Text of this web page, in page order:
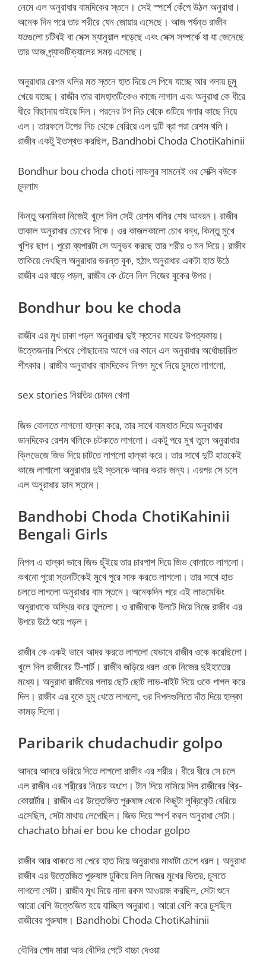
নেমে এল অনুরাধার বামদিকের স্তনে। সেই স্পর্শে কেঁপে উঠল অনুরাধা।
অনেক দিন পরে তার শরীরে যেন জোয়ার এসেছে। আজ পর্যন্ত রাজীব
যতগুলো চটিবই বা সেক্স ম্যানুয়াল পড়েছে এবং সেক্স সম্পর্কে যা যা জেনেছে
তার আজ প্র্যাকটিক্যালের সময় এসেছে।
অনুরাধার রেশম থলির মত স্তনে হাত দিয়ে সে পিষে যাচ্ছে আর গলায় চুমু
খেয়ে যাচ্ছে। রাজীব তার বামহাতটিকেও কাজে লাগাল এবং অনুরাধা কে ধীরে
ধীরে বিছানায় শুইয়ে দিল। পরনের টপ নিচ থেকে গুটিয়ে গলার কাছে নিয়ে
এল। তারফলে টপের নিচ থেকে বেরিয়ে এল দুটি ব্রা পরা রেশম থলি।
রাজীব একটু ইতস্থত করছিল, Bandhobi Choda ChotiKahinii
Bondhur bou choda choti লাভলুর সামনেই ওর সেক্সি বউকে
চুদলাম
কিন্তু অনামিকা নিজেই খুলে দিল সেই রেশম থলির শেষ আবরন। রাজীব
তাকাল অনুরাধার চোখের দিকে। ওর কাজলকালো চোখ বন্ধ, কিন্তু মুখে
খুশির ছাপ। পুরো ব্যপারটা সে অনুভব করছে তার শরীর ও মন দিয়ে। রাজীব
তাকিয়ে দেখছিল অনুরাধার ভরন্ত বুক, হঠাৎ অনুরাধার একটা হাত উঠে
রাজীব এর ঘাড়ে পড়ল, রাজীব কে টেনে নিল নিজের বুকের উপর।
Bondhur bou ke choda
রাজীব এর মুখ ঢাকা পড়ল অনুরাধার দুই স্তনের মাঝের উপত্যকায়।
উত্তেজনার শিখরে পৌছানোর আগে ওর কানে এল অনুরাধার অর্ধোচ্চারিত
শীৎকার। রাজীব অনুরাধার বামদিকের নিপল মুখে নিয়ে চুসতে লাগলো,
sex stories নিয়তির চোদন খেলা
জিভ বোলাতে লাগলো হাল্কা করে, তার সাথে বামহাত দিয়ে অনুরাধার
ডানদিকের রেশম থলিকে চটকাতে লাগলো। একটু পরে মুখ তুলে অনুরাধার
ক্লিভেজে জিভ দিয়ে চাটতে লাগলো হাল্কা করে। তার সাথে দুটি হাতকেই
কাজে লাগালো অনুরাধার দুই স্তনকে আদর করার জন্য। এরপর সে চলে
এল অনুরাধার ডান স্তনে।
Bandhobi Choda ChotiKahinii
Bengali Girls
নিপল এ হাল্কা ভাবে জিভ ছুঁইয়ে তার চারপাশ দিয়ে জিভ বোলাতে লাগলো।
কখনো পুরো স্তনটিকেই মুখে পুরে সাক করতে লাগলো। তার সাথে হাত
চলতে লাগলো অনুরাধার বাম স্তনে। অনেকদিন পরে এই লাভমেকিং
অনুরাধাকে অস্থির করে তুললো। ও রাজীবকে উলটে দিয়ে নিজে রাজীব এর
উপরে উঠে শুয়ে পড়ল।
রাজীব কে একই ভাবে আদর করতে লাগলো যেভাবে রাজীব ওকে করেছিলো।
খুলে দিল রাজীবের টি-শার্ট। রাজীব জড়িয়ে ধরল ওকে নিজের দুইহাতের
মধ্যে। অনুরাধা রাজীবের গলায় ছোট ছোট লাভ-বাইট দিয়ে ওকে পাগল করে
দিল। রাজীব এর বুকে চুমু খেতে লাগলো, ওর নিপলগুলিতে দাঁত দিয়ে হাল্কা
কামড় দিলো।
Paribarik chudachudir golpo
আদরে আদরে ভরিয়ে দিতে লাগলো রাজীব এর শরীর। ধীরে ধীরে সে চলে
এল রাজীব এর শরী্রের নিচের অংশে। টান দিয়ে নামিয়ে দিল রাজীবের থ্রি-
কোয়ার্টার। রাজীব এর উত্তেজিত পুরুষাঙ্গ থেকে কিছুটা লুব্রিকেন্ট বেরিয়ে
এসেছিল, সেটা মাথায় লেগেছিল। জিভ দিয়ে স্পর্শ করল অনুরাধা সেটা।
chachato bhai er bou ke chodar golpo
রাজীব আর থাকতে না পেরে হাত দিয়ে অনুরাধার মাথাটা চেপে ধরল। অনুরাধা
রাজীব এর উত্তেজিত পুরুষাঙ্গ ঢুকিয়ে নিল নিজের মুখের ভিতর, চুসতে
লাগলো সেটা। রাজীব মুখ দিয়ে নানা রকম আওয়াজ করছিল, সেটা শুনে
আরো বেশি উত্তেজিত হয়ে যাচ্ছিল অনুরাধা। আরো বেশি করে চুসছিল
রাজীবের পুরুষাঙ্গ। Bandhobi Choda ChotiKahinii
বৌদির পোদ মারা আর বৌদির পেটে বাচ্চা দেওয়া